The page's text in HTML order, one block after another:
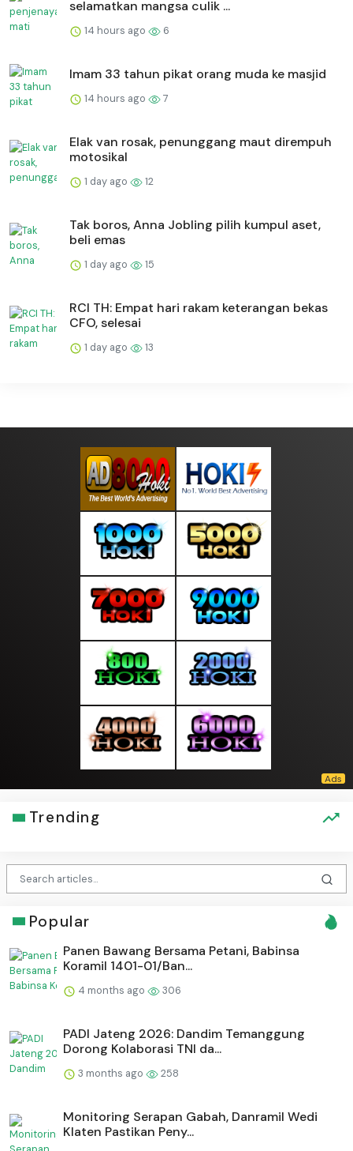
selamatkan mangsa culik ...
14 hours ago 6
Imam 33 tahun pikat orang muda ke masjid
14 hours ago 7
Elak van rosak, penunggang maut dirempuh
motosikal
1 day ago 12
Tak boros, Anna Jobling pilih kumpul aset,
beli emas
1 day ago 15
RCI TH: Empat hari rakam keterangan bekas
CFO, selesai
1 day ago 13
Trending
Popular
Panen Bawang Bersama Petani, Babinsa
Koramil 1401-01/Ban...
4 months ago 306
PADI Jateng 2026: Dandim Temanggung
Dorong Kolaborasi TNI da...
3 months ago 258
Monitoring Serapan Gabah, Danramil Wedi
Klaten Pastikan Peny...